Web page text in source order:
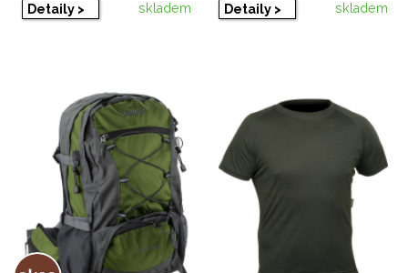
Detaily > skladem Detaily > skladem